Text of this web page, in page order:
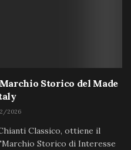
Storico del Made
2026
Classico, ottiene il
Storico di Interesse